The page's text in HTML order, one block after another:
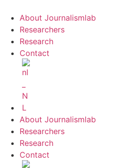
About Journalismlab
Researchers
Research
Contact
About Journalismlab
Researchers
Research
Contact